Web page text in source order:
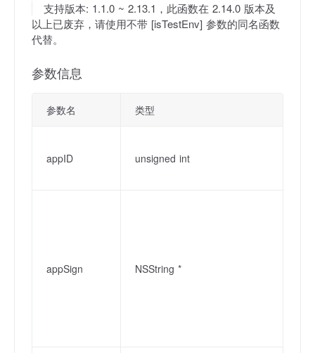
支持版本: 1.1.0 ~ 2.13.1，此函数在 2.14.0 版本及
以上已废弃，请使用不带 [isTestEnv] 参数的同名函数
代替。
参数信息
参数名 类型
appID unsigned int
appSign NSString *